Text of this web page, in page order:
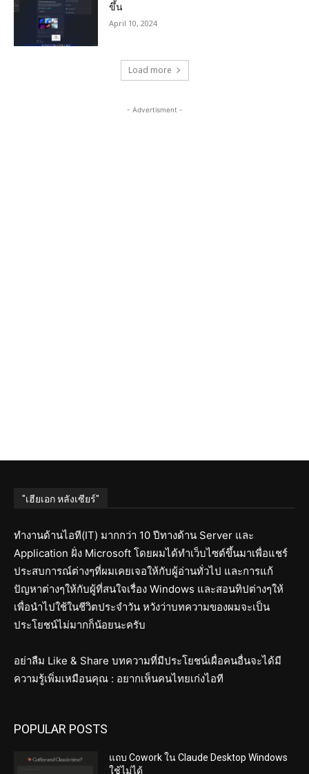
ขึ้น
April 10, 2024
Load more
- Advertisment -
"เฮียเอก หลังเซียร์"
ทำงานด้านไอที(IT) มากกว่า 10 ปีทางด้าน Server และ
Application ฝั่ง Microsoft โดยผมได้ทำเว็บไซต์ขึ้นมาเพื่อแชร์
ประสบการณ์ต่างๆที่ผมเคยเจอให้กับผู้อ่านทั่วไป และการแก้
ปัญหาต่างๆให้กับผู้ที่สนใจเรื่อง Windows และสอนทิปต่างๆให้
เพื่อนำไปใช้ในชีวิตประจำวัน หวังว่าบทความของผมจะเป็น
ประโยชน์ไม่มากก็น้อยนะครับ
อย่าลืม Like & Share บทความที่มีประโยชน์เผื่อคนอื่นจะได้มี
ความรู้เพิ่มเหมือนคุณ : อยากเห็นคนไทยเก่งไอที
POPULAR POSTS
แถบ Cowork ใน Claude Desktop Windows
ใช้ไม่ได้